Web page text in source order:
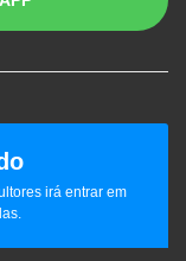
irá entrar em